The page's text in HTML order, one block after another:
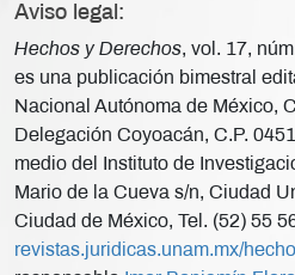
Aviso legal:
Hechos y Derechos, vol. 17,
es una publicación bimestral
Nacional Autónoma de México,
Delegación Coyoacán, C.P.
medio del Instituto de
Mario de la Cueva s/n, Ciudad
Ciudad de México, Tel. (52) 55
revistas.juridicas.unam.mx/